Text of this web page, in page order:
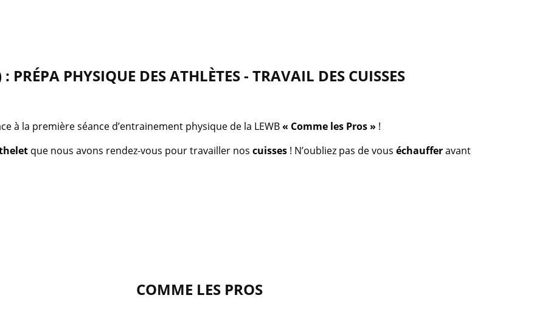
PRÉPA PHYSIQUE DES ATHLÈTES - TRAVAIL DES CUISSES
à la première séance d’entrainement physique de la LEWB« Comme les Pros » !
que nous avons rendez-vous pour travailler nos cuisses ! N’oubliez pas de vous échaufferavant
COMME LES PROS